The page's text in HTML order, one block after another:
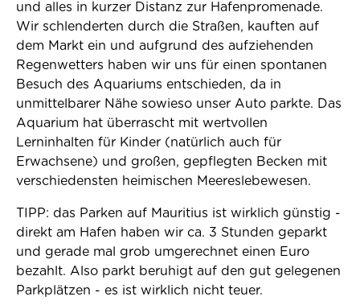
und alles in kurzer Distanz zur Hafenpromenade.
Wir schlenderten durch die Straßen, kauften auf
dem Markt ein und aufgrund des aufziehenden
Regenwetters haben wir uns für einen spontanen
Besuch des Aquariums entschieden, da in
unmittelbarer Nähe sowieso unser Auto parkte. Das
Aquarium hat überrascht mit wertvollen
Lerninhalten für Kinder (natürlich auch für
Erwachsene) und großen, gepflegten Becken mit
verschiedensten heimischen Meereslebewesen.
TIPP: das Parken auf Mauritius ist wirklich günstig -
direkt am Hafen haben wir ca. 3 Stunden geparkt
und gerade mal grob umgerechnet einen Euro
bezahlt. Also parkt beruhigt auf den gut gelegenen
Parkplätzen - es ist wirklich nicht teuer.